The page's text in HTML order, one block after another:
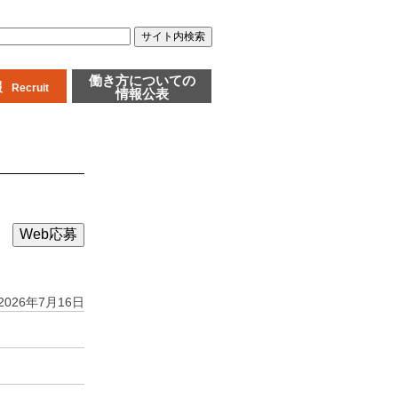
Recruit
働き方についての
情報公表
Web応募
年7月16日